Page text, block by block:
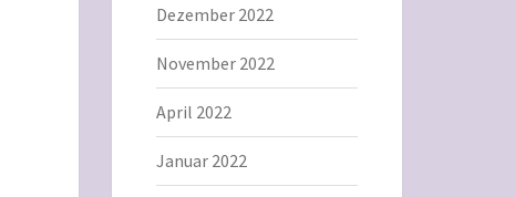
Dezember 2022
November 2022
April 2022
Januar 2022